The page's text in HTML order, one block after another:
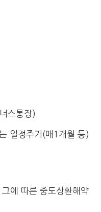
스통장)
일정주기(매1개월 등)
에 따른 중도상환해약